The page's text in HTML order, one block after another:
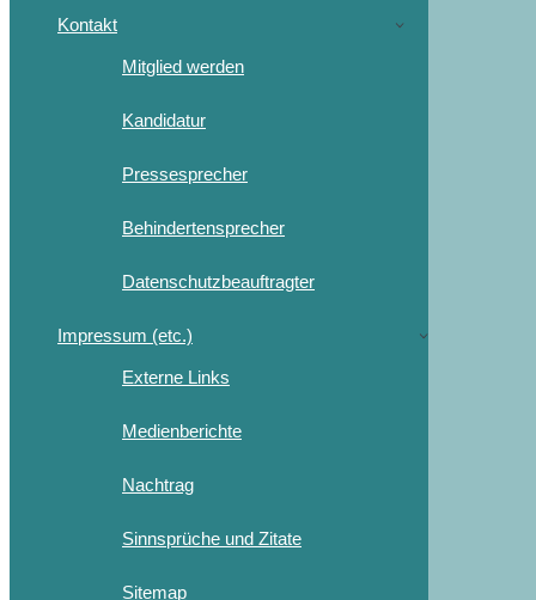
Kontakt
Mitglied werden
Kandidatur
Pressesprecher
Behindertensprecher
Datenschutzbeauftragter
Impressum (etc.)
Externe Links
Medienberichte
Nachtrag
Sinnsprüche und Zitate
Sitemap